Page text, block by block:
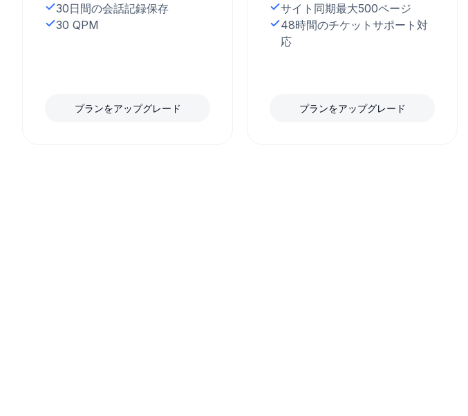
30日間の会話記録保存
30 QPM
プランをアップグレード
サイト同期最大500ページ
48時間のチケットサポート対
応
プランをアップグレード